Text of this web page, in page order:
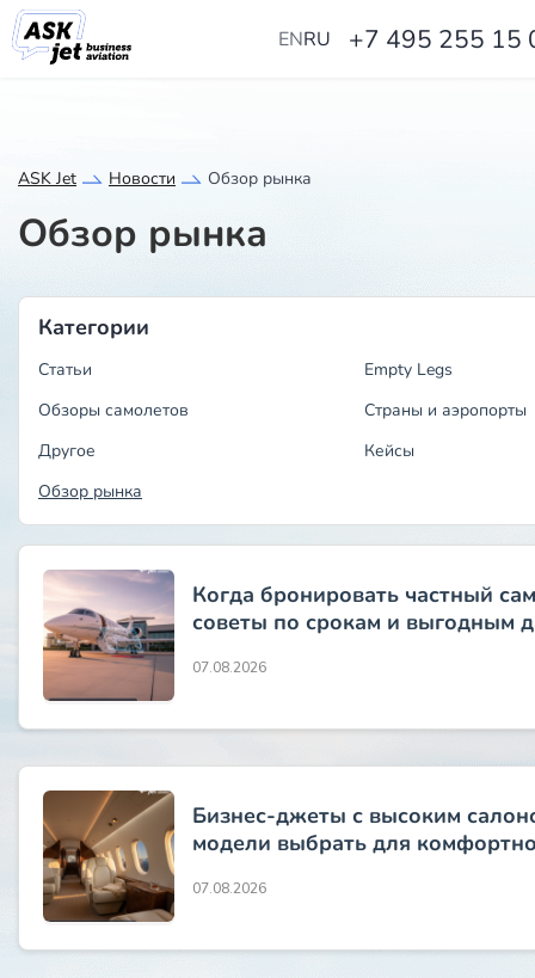
ENRU +7 495 255 15
ASK Jet Новости Обзор рынка
Обзор рынка
Когда бронировать частный
советы по срокам и выгодным
07.08.2026
Бизнес-джеты с высоким
модели выбрать для
07.08.2026
Категории
Статьи
Empty Legs
Обзоры самолетов
Страны и аэропорты
Другое
Кейсы
Обзор рынка